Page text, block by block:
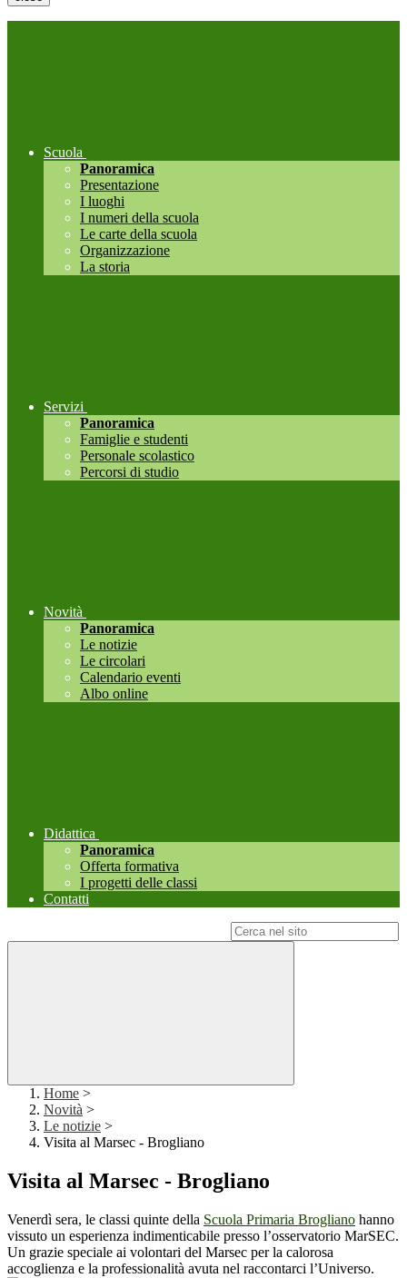
Scuola
Panoramica
Presentazione
I luoghi
I numeri della scuola
Le carte della scuola
Organizzazione
La storia
Servizi
Panoramica
Famiglie e studenti
Personale scolastico
Percorsi di studio
Novità
Panoramica
Le notizie
Le circolari
Calendario eventi
Albo online
Didattica
Panoramica
Offerta formativa
I progetti delle classi
Contatti
Home >
Novità >
Le notizie >
Visita al Marsec - Brogliano
Visita al Marsec - Brogliano
Venerdì sera, le classi quinte della Scuola Primaria Brogliano hanno
vissuto un esperienza indimenticabile presso l’osservatorio MarSEC.
Un grazie speciale ai volontari del Marsec per la calorosa
accoglienza e la professionalità avuta nel raccontarci l’Universo.